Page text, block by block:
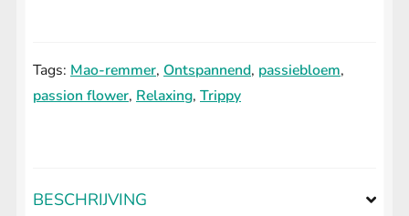
aantal
Tags: Mao-remmer, Ontspannend, passiebloem,
passion flower, Relaxing, Trippy
BESCHRIJVING